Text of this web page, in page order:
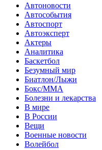
Автоновости
Автособытия
Автоспорт
Автоэксперт
Актеры
Аналитика
Баскетбол
Безумный мир
Биатлон/Лыжи
Бокс/MMA
Болезни и лекарства
В мире
В России
Вещи
Военные новости
Волейбол